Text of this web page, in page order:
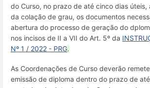
do Curso, no prazo de até cinco dias úteis,
da colação de grau, os documentos
abertura do processo de geração do
nos incisos de II a VII do Art. 5º da
Nº 1 / 2022 - PRG.
As Coordenações de Curso deverão
emissão de diploma dentro do prazo de